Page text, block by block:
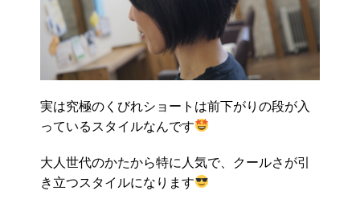
実は究極のくびれショートは前下がりの段が入
っているスタイルなんです
大人世代のかたから特に人気で、クールさが引
き立つスタイルになります